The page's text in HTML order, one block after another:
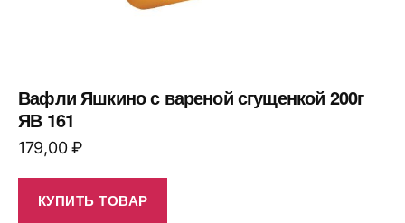
Вафли Яшкино с вареной сгущенкой 200г
ЯВ 161
179,00₽
КУПИТЬ ТОВАР